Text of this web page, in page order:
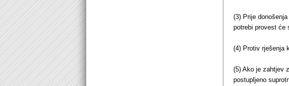
(3) Prije
potrebi provest će
(4) Protiv rješenja
(5) Ako je zahtjev
postupljeno